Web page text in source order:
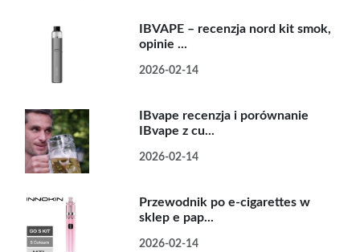
IBVAPE – recenzja nord kit smok,
opinie ...
2026-02-14
IBvape recenzja i porównanie
IBvape z cu...
2026-02-14
Przewodnik po e-cigarettes w
sklep e pap...
2026-02-14